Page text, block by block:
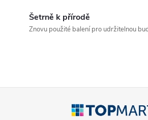
p
Šetrně k přírodě
Znovu použité balení pro udržitelnou